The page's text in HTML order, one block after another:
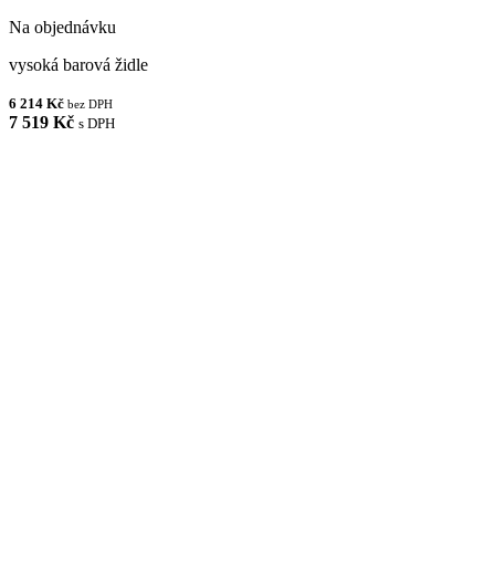
Na objednávku
vysoká barová židle
6 214 Kč bez DPH
7 519 Kč s DPH